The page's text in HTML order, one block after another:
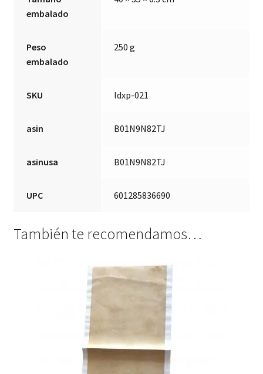
embalado
Peso
embalado
250 g
SKU ldxp-021
asin B01N9N82TJ
asinusa B01N9N82TJ
UPC 601285836690
También te recomendamos…